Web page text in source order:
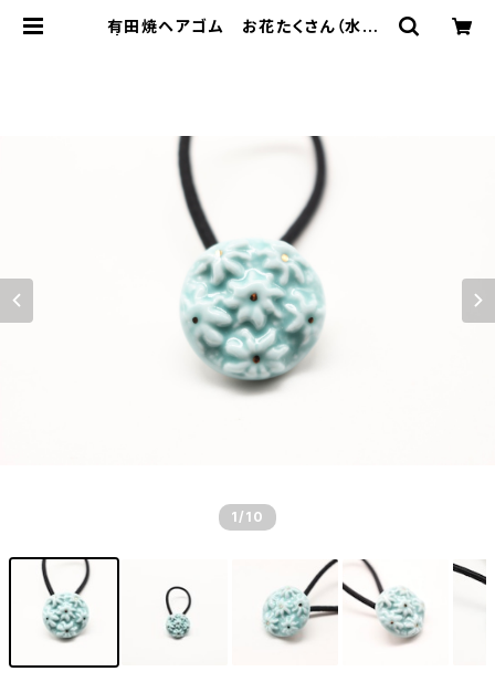
有田焼ヘアゴム お花たくさん（水色）
1 /10